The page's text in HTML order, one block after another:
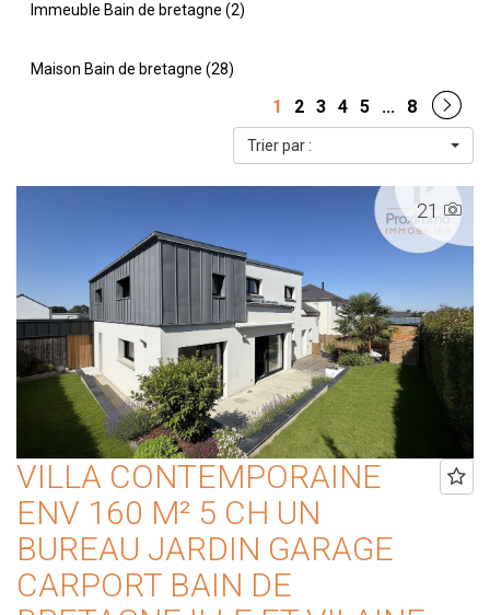
Immeuble Bain de bretagne (2)
Maison Bain de bretagne (28)
1 2 3 4 5 ... 8
Trier par :
21
VILLA CONTEMPORAINE
ENV 160 M² 5 CH UN
BUREAU JARDIN GARAGE
CARPORT BAIN DE